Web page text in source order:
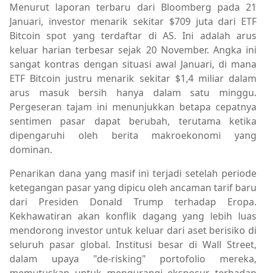
Menurut laporan terbaru dari Bloomberg pada 21
Januari, investor menarik sekitar $709 juta dari ETF
Bitcoin spot yang terdaftar di AS. Ini adalah arus
keluar harian terbesar sejak 20 November. Angka ini
sangat kontras dengan situasi awal Januari, di mana
ETF Bitcoin justru menarik sekitar $1,4 miliar dalam
arus masuk bersih hanya dalam satu minggu.
Pergeseran tajam ini menunjukkan betapa cepatnya
sentimen pasar dapat berubah, terutama ketika
dipengaruhi oleh berita makroekonomi yang
dominan.
Penarikan dana yang masif ini terjadi setelah periode
ketegangan pasar yang dipicu oleh ancaman tarif baru
dari Presiden Donald Trump terhadap Eropa.
Kekhawatiran akan konflik dagang yang lebih luas
mendorong investor untuk keluar dari aset berisiko di
seluruh pasar global. Institusi besar di Wall Street,
dalam upaya "de-risking" portofolio mereka,